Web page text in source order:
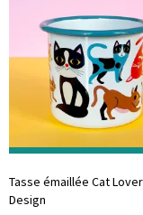
Tasse émaillée Cat
Design